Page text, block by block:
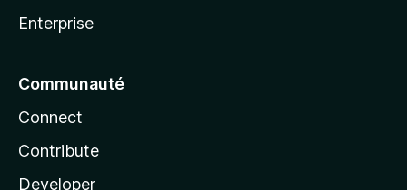
Enterprise
Communauté
Connect
Contribute
Developer